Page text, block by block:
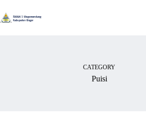
to
content
CATEGORY
Puisi